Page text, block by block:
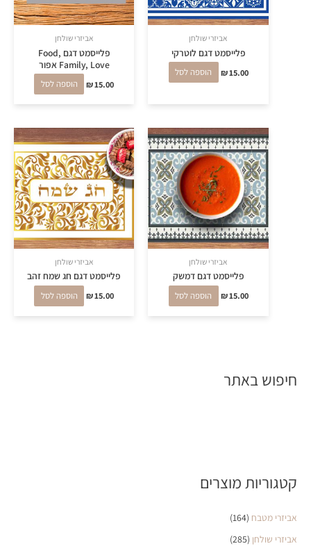
חיפוש באתר
קטגוריות מוצרים
אביזרי מטבח (164)
אביזרי שולחן (285)
אביזרי שולחן
פלייסמט דגם לוטרקי
₪15.00 הוספה לסל
אביזרי שולחן
פלייסמט דגם Food,
Family, Love אפור
₪15.00 הוספה לסל
אביזרי שולחן
פלייסמט דגם דמשק
₪15.00 הוספה לסל
אביזרי שולחן
פלייסמט דגם חג שמח זהב
₪15.00 הוספה לסל